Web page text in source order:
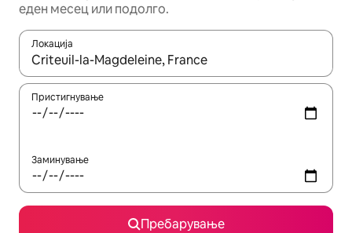
еден месец или подолго.
Локација
Кога резултатите се достапни, движете се со копчињата
Пристигнување
Заминување
Пребарување